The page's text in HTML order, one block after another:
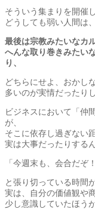
そういう集まりを開催
どうしても弱い人間は
最後は宗教みたいなカ
へんな取り巻きみたい
り、
どちらにせよ、おかし
多いのが実情だったり
ビジネスにおいて「仲
が、
そこに依存し過ぎない
実は大事だったりする
「今週末も、会合だ
と張り切っている時間が
実は、自分の価値観や
少し意識していたほう